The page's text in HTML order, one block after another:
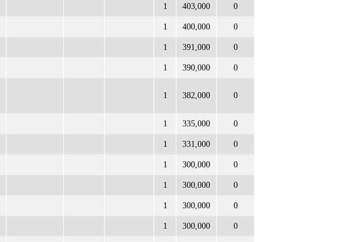
1 403,000 0
1 400,000 0
1 391,000 0
1 390,000 0
1 382,000 0
1 335,000 0
1 331,000 0
1 300,000 0
1 300,000 0
1 300,000 0
1 300,000 0